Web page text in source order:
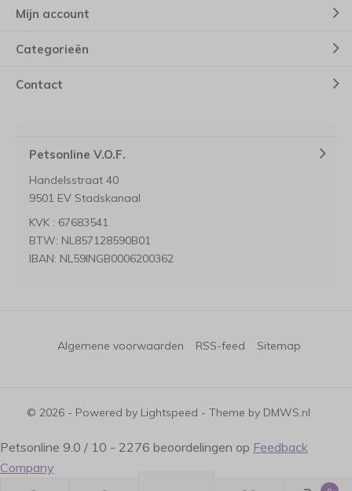
Mijn account
Categorieën
Contact
Petsonline V.O.F.
Handelsstraat 40
9501 EV Stadskanaal
KVK : 67683541
BTW: NL857128590B01
IBAN: NL59INGB0006200362
© 2026 - Powered by Lightspeed - Theme by DMWS.nl
Algemene voorwaarden RSS-feed Sitemap
Petsonline 9.0 / 10 - 2276 beoordelingen op Feedback
Company